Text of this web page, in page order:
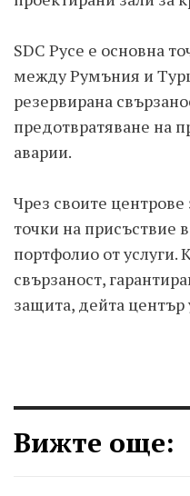
SDC Русе е основна
между Румъния и
резервирана
предотвратяване на
аварии.
Чрез своите
точки на присъствие
портфолио от
свързаност,
защита, дейта
Вижте още: